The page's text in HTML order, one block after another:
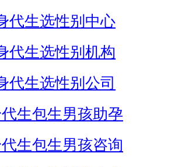
代生选性别中心
代生选性别机构
代生选性别公司
生包生男孩助孕
生包生男孩咨询